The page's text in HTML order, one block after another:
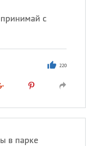
с
220
в парке